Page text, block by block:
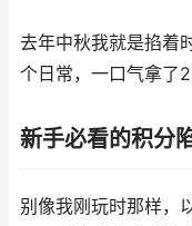
去年中秋我就是掐着
个日常，一口气拿了
新手必看的积分
别像我刚玩时那样，